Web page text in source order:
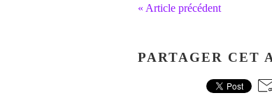
« Article précédent
PARTAGER CET